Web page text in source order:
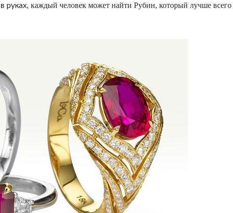
руках, каждый человек может найти Рубин, который лучше всего